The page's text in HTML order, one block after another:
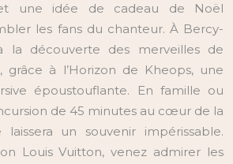
une idée de cadeau de Noël
les fans du chanteur. À Bercy-
la découverte des merveilles de
grâce à l’Horizon de Kheops, une
époustouflante. En famille ou
de 45 minutes au cœur de la
un souvenir impérissable.
Louis Vuitton, venez admirer les